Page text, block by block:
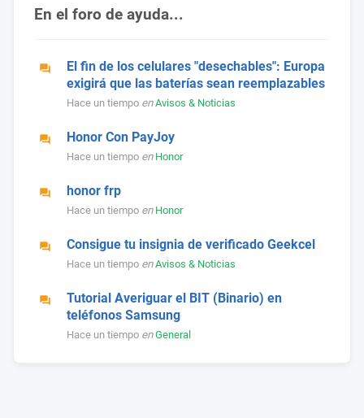
En el foro de ayuda...
El fin de los celulares "desechables": Europa
exigirá que las baterías sean reemplazables
Hace un tiempo enAvisos & Noticias
Honor Con PayJoy
Hace un tiempo en Honor
honor frp
Hace un tiempo en Honor
Consigue tu insignia de verificado Geekcel
Hace un tiempo enAvisos & Noticias
Tutorial Averiguar el BIT (Binario) en
teléfonos Samsung
Hace un tiempo enGeneral